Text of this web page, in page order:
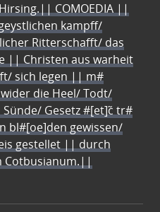
COMOEDIA ||
kampff/
Ritterschafft/ das
|| Christen aus warheit
sich legen || m#
die Heel/ Todt/
Gesetz #[et]c̃ tr#
bl#[oe]den gewissen/
gestellet || durch
Cotbusianum.||